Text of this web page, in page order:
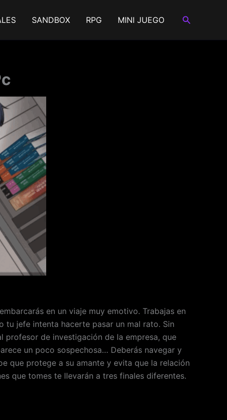
SANDBOX RPG MINI JUEGO Buscar
en un viaje muy emotivo. Trabajas en
tu jefe intenta hacerte pasar un mal rato. Sin
de investigación de la empresa, que
un poco sospechosa… Deberás navegar y
que protege a su amante y evita que la relación
que tomes te llevarán a tres finales diferentes.